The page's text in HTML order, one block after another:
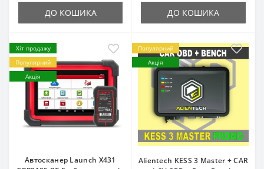
ДО КОШИКА ДО КОШИКА
Хіт продажу
Популярний
Акція
Автосканер Launch X431
Популярний
Акція
Alientech KESS 3 Master + CAR